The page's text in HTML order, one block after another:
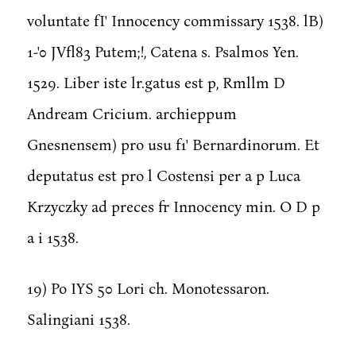
voluntate fI' Innocency commissary 1538. lB)
1-'0 JVfl83 Putem;!, Catena s. Psalmos Yen.
1529. Liber iste lr.gatus est p, Rmllm D
Andream Cricium. archieppum
Gnesnensem) pro usu f1' Bernardinorum. Et
deputatus est pro l Costensi per a p Luca
Krzyczky ad preces fr Innocency min. O D p
a i 1538.
19) Po IYS 50 Lori ch. Monotessaron.
Salingiani 1538.